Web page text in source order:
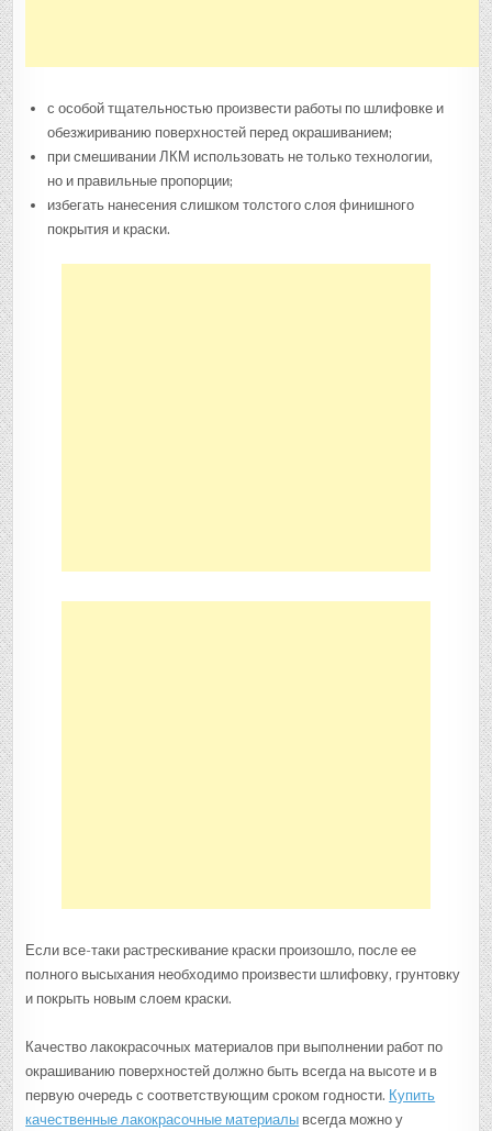
с особой тщательностью произвести работы по шлифовке и
обезжириванию поверхностей перед окрашиванием;
при смешивании ЛКМ использовать не только технологии,
но и правильные пропорции;
избегать нанесения слишком толстого слоя финишного
покрытия и краски.
Если все-таки растрескивание краски произошло, после ее
полного высыхания необходимо произвести шлифовку, грунтовку
и покрыть новым слоем краски.
Качество лакокрасочных материалов при выполнении работ по
окрашиванию поверхностей должно быть всегда на высоте и в
первую очередь с соответствующим сроком годности. Купить
качественные лакокрасочные материалы всегда можно у